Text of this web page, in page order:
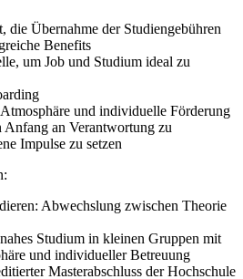
die Übernahme der Studiengebühren
Benefits
um Job und Studium ideal zu
und individuelle Förderung
an Verantwortung zu
Impulse zu setzen
Abwechslung zwischen Theorie
Studium in kleinen Gruppen mit
und individueller Betreuung
Masterabschluss der Hochschule